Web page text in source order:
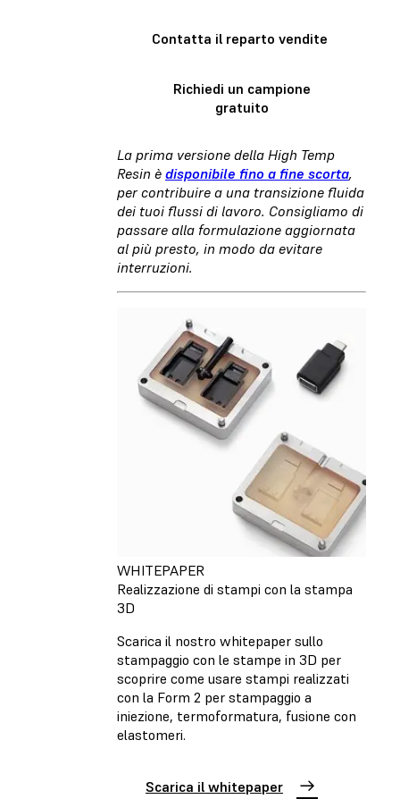
Contatta il reparto vendite
Richiedi un campione
gratuito
La prima versione della High Temp
Resin è disponibile fino a fine scorta,
per contribuire a una transizione fluida
dei tuoi flussi di lavoro. Consigliamo di
passare alla formulazione aggiornata
al più presto, in modo da evitare
interruzioni.
WHITEPAPER
Realizzazione di stampi con la stampa
3D
Scarica il nostro whitepaper sullo
stampaggio con le stampe in 3D per
scoprire come usare stampi realizzati
con la Form 2 per stampaggio a
iniezione, termoformatura, fusione con
elastomeri.
Scarica il whitepaper